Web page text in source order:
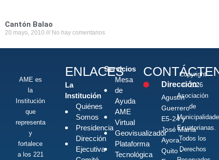
Cantón Balao
20 mayo, 2010 No hay comentarios
AME es
la
Institución
que
representa
y
fortalece
a los 221
ENLACES
La
Institución
Quiénes
Somos
Presidencia
Dirección
Ejecutiva
Servicios
Mesa
de
Ayuda
AME
Virtual
Geovisualizador
Plataforma
Tecnológica
Dirección:
Agustín
Guerrero
E5-24 y
José María
Ayora,
Quito -
Copyright
© 2026
Asociación
de
Ecuatorianas.
Todos los
Derechos